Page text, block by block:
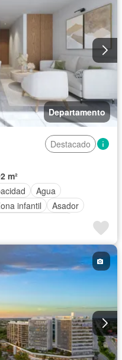
Vista panorámica
Wifi
Departamento
Destacado
m²
Agua
infantil
Asador
Sala polivalente
Seguridad